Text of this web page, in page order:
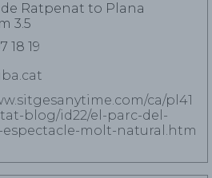
Ratpenat to Plana
3.5
18 19
ca/pl41
blog/id22/el-parc-del-
molt-natural.htm